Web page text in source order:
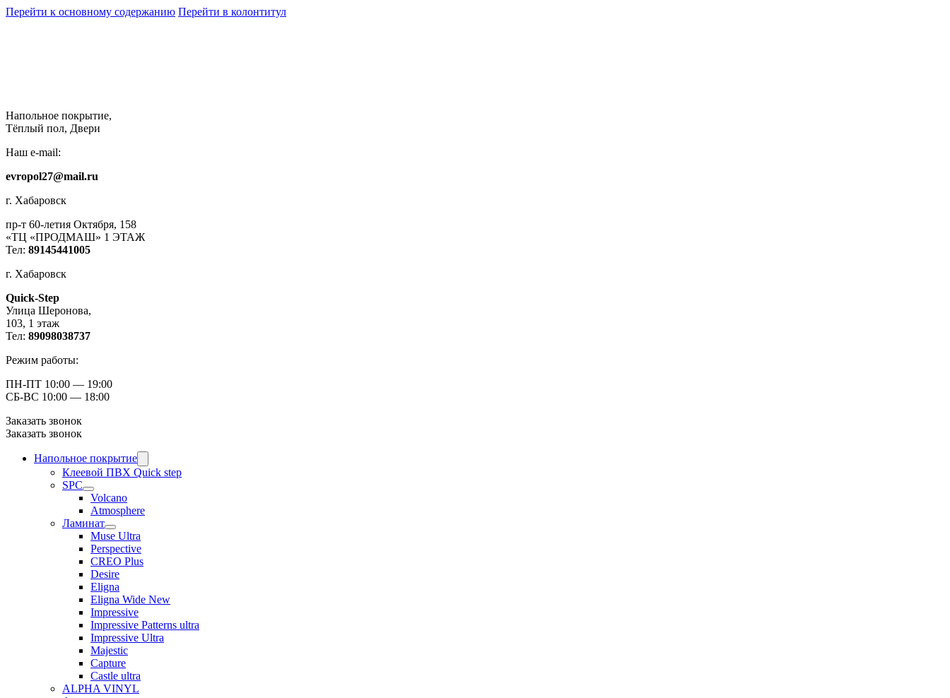
Перейти к основному содержанию Перейти в колонтитул
Напольное покрытие,
Тёплый пол, Двери
Наш e-mail:
evropol27@mail.ru
г. Хабаровск
пр-т 60-летия Октября, 158
«ТЦ «ПРОДМАШ» 1 ЭТАЖ
Тел: 89145441005
г. Хабаровск
Quick-Step
​Улица Шеронова,
103, ​1 этаж
Тел: 89098038737
Режим работы:
ПН-ПТ 10:00 — 19:00
СБ-ВС 10:00 — 18:00
Заказать звонок
Заказать звонок
Напольное покрытие
Клеевой ПВХ Quick step
SPC
Volcano
Atmosphere
Ламинат
Muse Ultra
Perspective
CREO Plus
Desire
Eligna
Eligna Wide New
Impressive
Impressive Patterns ultra
Impressive Ultra
Majestic
Capture
Castle ultra
ALPHA VINYL